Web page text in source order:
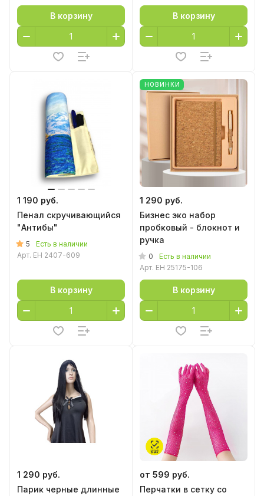
В корзину В корзину
1 190 руб.
Пенал скручивающийся
"Антибы"
5
Есть в наличии
Арт. EH 2407-609
В корзину
НОВИНКИ
1 290 руб.
Бизнес эко набор
пробковый - блокнот и
ручка
0
Есть в наличии
Арт. EH 25175-106
В корзину
1 290 руб.
Парик черные длинные
от 599 руб.
Перчатки в сетку со